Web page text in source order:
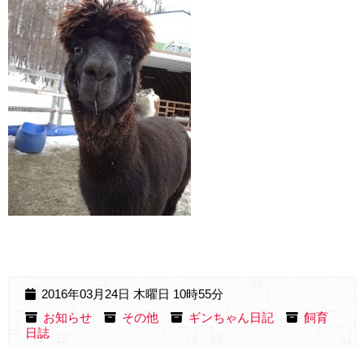
2016年03月24日 木曜日 10時55分
お知らせ
その他 ギンちゃん日記
飼育
日誌